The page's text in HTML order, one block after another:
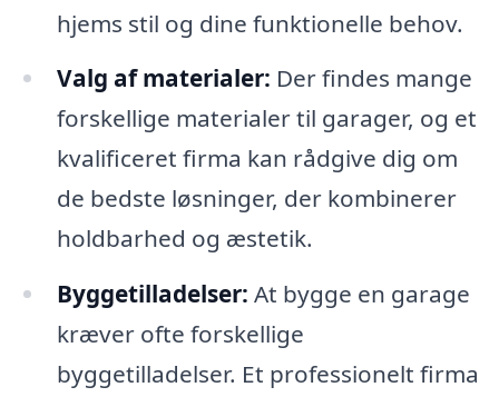
hjems stil og dine funktionelle behov.
Valg af materialer: Der findes mange
forskellige materialer til garager, og et
kvalificeret firma kan rådgive dig om
de bedste løsninger, der kombinerer
holdbarhed og æstetik.
Byggetilladelser: At bygge en garage
kræver ofte forskellige
byggetilladelser. Et professionelt firma